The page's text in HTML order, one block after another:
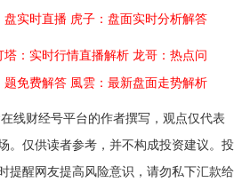
盘实时直播 虎子：盘面实时分析解答
塔：实时行情直播解析 龙哥：热点问
题免费解答 風雲：最新盘面走势解析
线财经号平台的作者撰写，观点仅代表
。仅供读者参考，并不构成投资建议。投
提醒网友提高风险意识，请勿私下汇款给